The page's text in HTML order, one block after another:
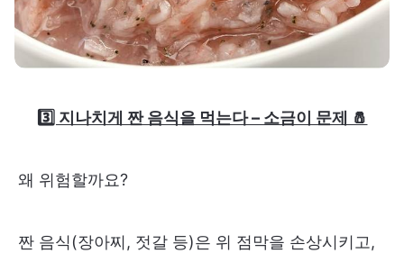
3️⃣ 지나치게 짠 음식을 먹는다 – 소금이 문제 🧂
왜 위험할까요?
짠 음식(장아찌, 젓갈 등)은 위 점막을 손상시키고,